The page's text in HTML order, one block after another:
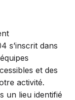
s’inscrit dans
et des
activité.
un lieu identifié